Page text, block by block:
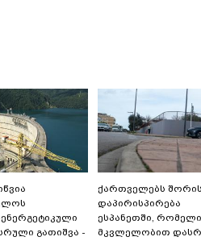
გათიშვა -
ქართველებს შორის
დაპირისპირება
ესპანეთში,
მკვლელობით